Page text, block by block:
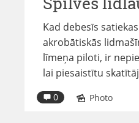
Kad debesīs
akrobātiskās
līmeņa piloti, ir
lai piesaistītu
0 Photo